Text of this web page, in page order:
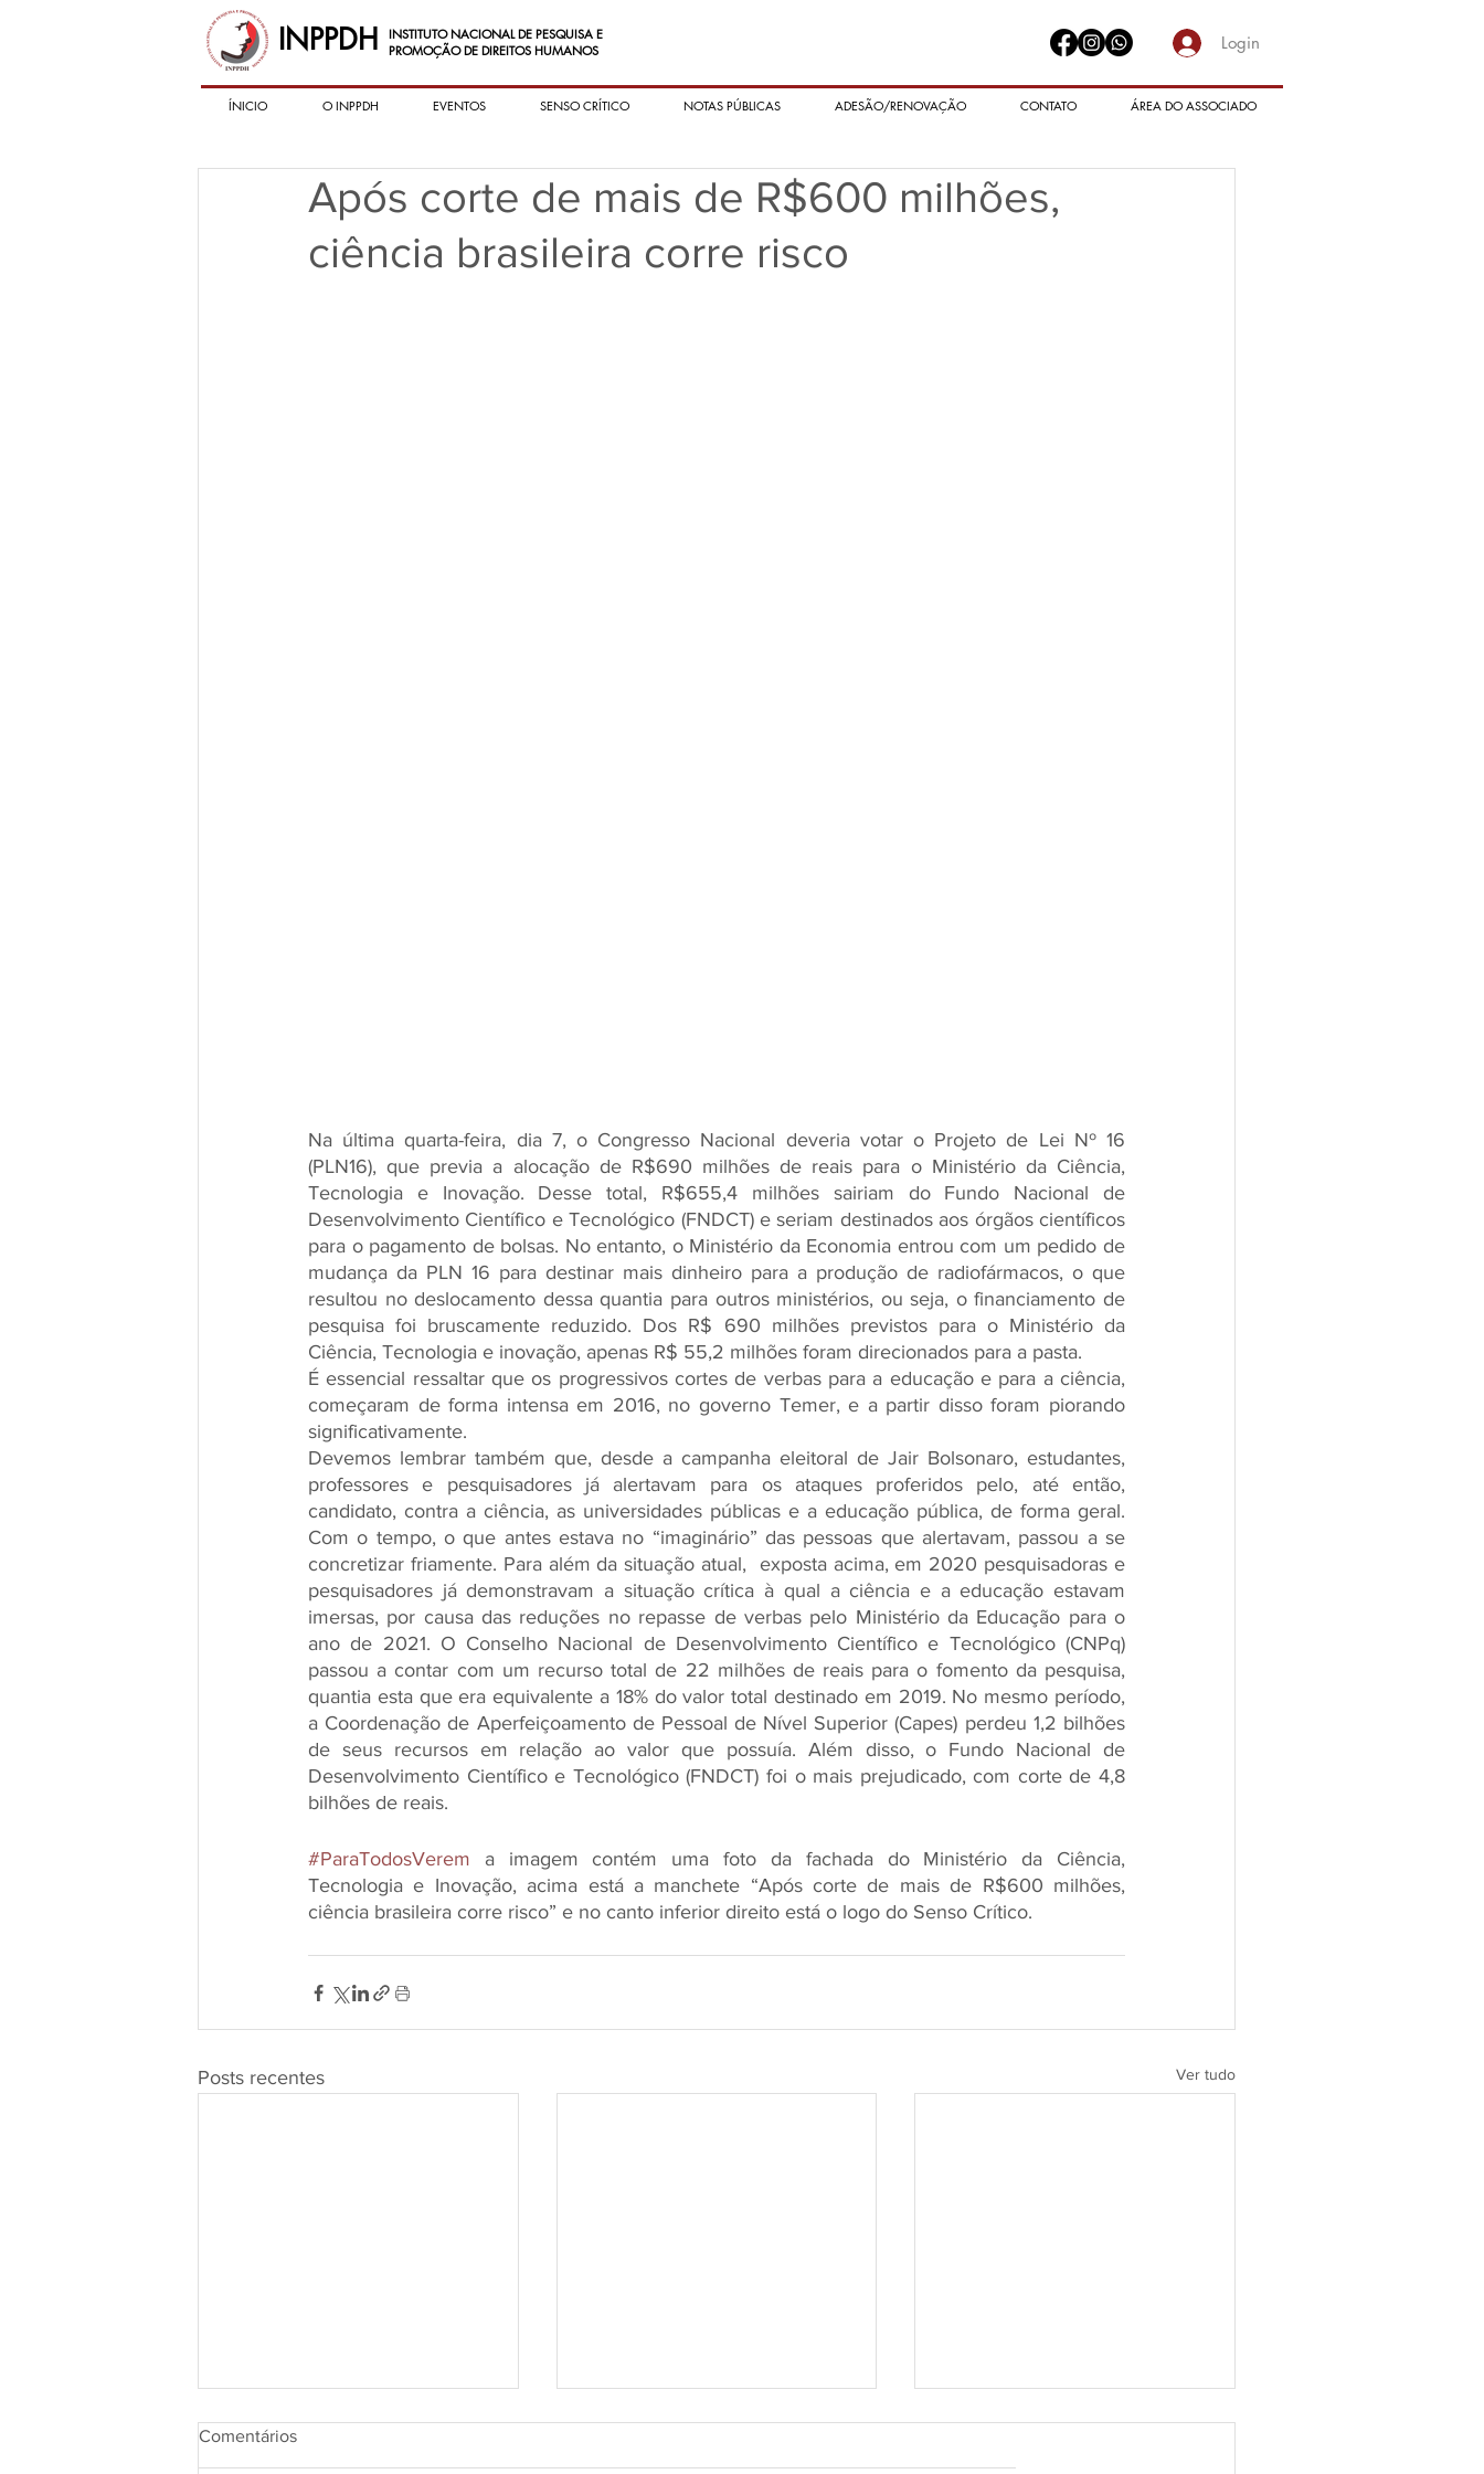
INPPDH
INSTITUTO NACIONAL DE PESQUISA E
PROMOÇÃO DE DIREITOS HUMANOS
Login
ÍNICIO O INPPDH EVENTOS SENSO CRÍTICO NOTAS PÚBLICAS ADESÃO/RENOVAÇÃO CONTATO ÁREA DO ASSOCIADO
Após corte de mais de R$600 milhões,
ciência brasileira corre risco
Na última quarta-feira, dia 7, o Congresso Nacional deveria votar o Projeto de Lei Nº 16
(PLN16), que previa a alocação de R$690 milhões de reais para o Ministério da Ciência,
Tecnologia e Inovação. Desse total, R$655,4 milhões sairiam do Fundo Nacional de
Desenvolvimento Científico e Tecnológico (FNDCT) e seriam destinados aos órgãos científicos
para o pagamento de bolsas. No entanto, o Ministério da Economia entrou com um pedido de
mudança da PLN 16 para destinar mais dinheiro para a produção de radiofármacos, o que
resultou no deslocamento dessa quantia para outros ministérios, ou seja, o financiamento de
pesquisa foi bruscamente reduzido. Dos R$ 690 milhões previstos para o Ministério da
Ciência, Tecnologia e inovação, apenas R$ 55,2 milhões foram direcionados para a pasta.
É essencial ressaltar que os progressivos cortes de verbas para a educação e para a ciência,
começaram de forma intensa em 2016, no governo Temer, e a partir disso foram piorando
significativamente.
Devemos lembrar também que, desde a campanha eleitoral de Jair Bolsonaro, estudantes,
professores e pesquisadores já alertavam para os ataques proferidos pelo, até então,
candidato, contra a ciência, as universidades públicas e a educação pública, de forma geral.
Com o tempo, o que antes estava no “imaginário” das pessoas que alertavam, passou a se
concretizar friamente. Para além da situação atual,  exposta acima, em 2020 pesquisadoras e
pesquisadores já demonstravam a situação crítica à qual a ciência e a educação estavam
imersas, por causa das reduções no repasse de verbas pelo Ministério da Educação para o
ano de 2021. O Conselho Nacional de Desenvolvimento Científico e Tecnológico (CNPq)
passou a contar com um recurso total de 22 milhões de reais para o fomento da pesquisa,
quantia esta que era equivalente a 18% do valor total destinado em 2019. No mesmo período,
a Coordenação de Aperfeiçoamento de Pessoal de Nível Superior (Capes) perdeu 1,2 bilhões
de seus recursos em relação ao valor que possuía. Além disso, o Fundo Nacional de
Desenvolvimento Científico e Tecnológico (FNDCT) foi o mais prejudicado, com corte de 4,8
bilhões de reais.
#ParaTodosVerem a imagem contém uma foto da fachada do Ministério da Ciência,
Tecnologia e Inovação, acima está a manchete “Após corte de mais de R$600 milhões,
ciência brasileira corre risco” e no canto inferior direito está o logo do Senso Crítico.
Posts recentes Ver tudo
Comentários